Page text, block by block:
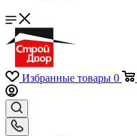
Избранные товары 0